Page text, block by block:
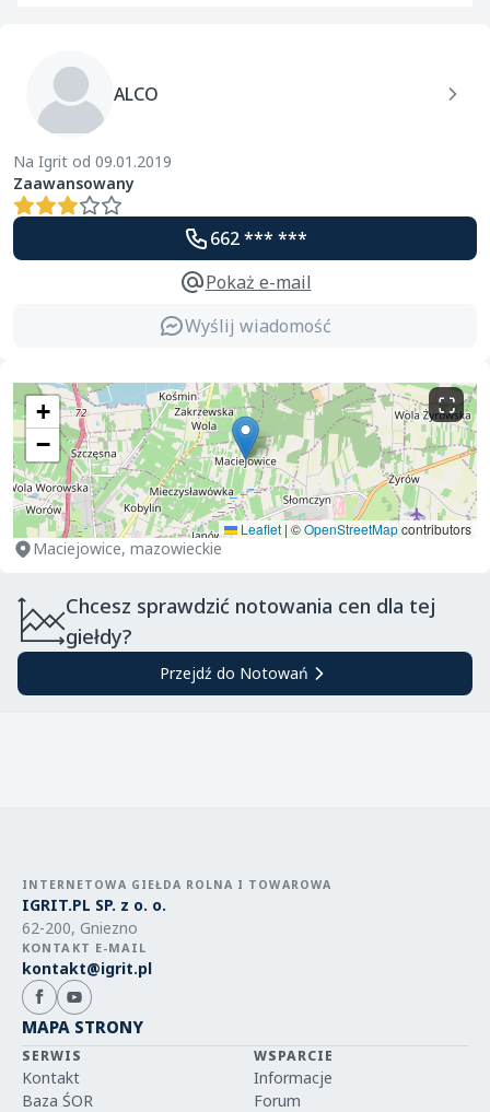
ALCO
Na Igrit od 09.01.2019
Zaawansowany
662 *** ***
Pokaż e-mail
Wyślij wiadomość
+
−
Leaflet |©OpenStreetMapcontributors
Maciejowice, mazowieckie
Chcesz sprawdzić notowania cen dla tej
giełdy?
Przejdź do Notowań
INTERNETOWA GIEŁDA ROLNA I TOWAROWA
IGRIT.PL SP. z o. o.
62-200, Gniezno
KONTAKT E-MAIL
kontakt@igrit.pl
MAPA STRONY
SERWIS
Kontakt
Baza ŚOR
WSPARCIE
Informacje
Forum